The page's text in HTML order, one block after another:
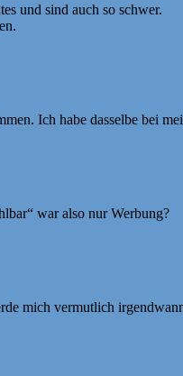
und sind auch so schwer.
Ich habe dasselbe bei
war also nur Werbung?
mich vermutlich